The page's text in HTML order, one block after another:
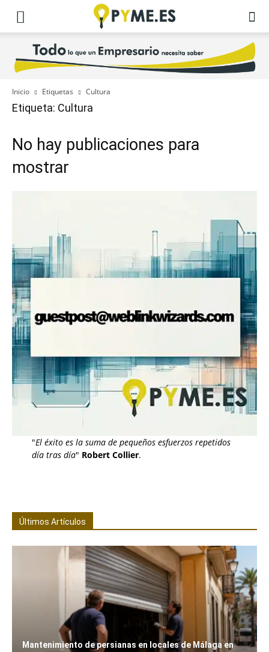
Inicio Etiquetas Cultura
Etiqueta: Cultura
No hay publicaciones para
mostrar
"El éxito es la suma de pequeños esfuerzos repetidos
día tras día" Robert Collier.
Últimos Artículos
Mantenimiento de persianas en locales de Málaga en